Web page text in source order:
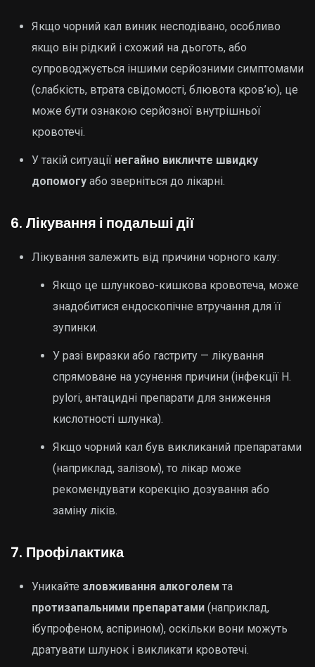
Якщо чорний кал виник несподівано, особливо
якщо він рідкий і схожий на дьоготь, або
супроводжується іншими серйозними симптомами
(слабкість, втрата свідомості, блювота кров’ю), це
може бути ознакою серйозної внутрішньої
кровотечі.
У такій ситуації негайно викличте швидку
допомогу або зверніться до лікарні.
6. Лікування і подальші дії
Лікування залежить від причини чорного калу:
Якщо це шлунково-кишкова кровотеча, може
знадобитися ендоскопічне втручання для її
зупинки.
У разі виразки або гастриту — лікування
спрямоване на усунення причини (інфекції H.
pylori, антацидні препарати для зниження
кислотності шлунка).
Якщо чорний кал був викликаний препаратами
(наприклад, залізом), то лікар може
рекомендувати корекцію дозування або
заміну ліків.
7. Профілактика
Уникайте зловживання алкоголем та
протизапальними препаратами (наприклад,
ібупрофеном, аспірином), оскільки вони можуть
дратувати шлунок і викликати кровотечі.